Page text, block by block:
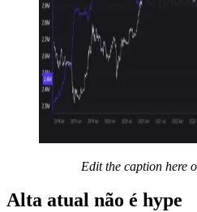
Edit the caption here
Alta atual não é hype